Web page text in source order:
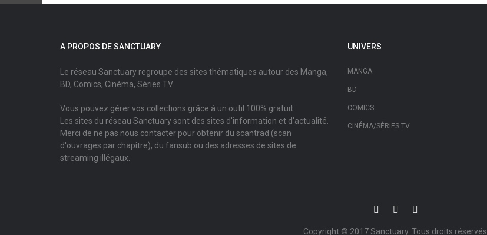
A PROPOS DE SANCTUARY
Le réseau Sanctuary regroupe des sites thématiques autour des Manga,
BD, Comics, Cinéma, Séries TV.
Vous pouvez gérer vos collections grâce à un outil 100% gratuit.
Les sites du réseau Sanctuary sont des sites d'information et d'actualité.
Merci de ne pas nous contacter pour obtenir du scantrad (scan
d'ouvrages par chapitre), du fansub ou des adresses de sites de
streaming illégaux.
UNIVERS
MANGA
BD
COMICS
CINÉMA/SÉRIES TV
Copyright © 2017Sanctuary. Tous droits réservés.